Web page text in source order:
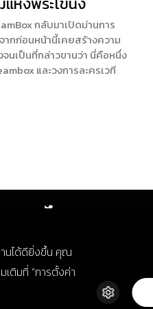
กลับมาเปิดม่านการ
กก่อนหน้านี้เคยสร้างความ
นเป็นที่กล่าวขานว่า นี่คือหนึ่ง
และวงการละครเวที
านได้ดียิ่งขึ้น คุณ
เติมที่ “การตั้งค่า